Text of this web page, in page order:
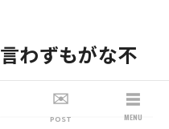
言わずもがな不
✉️
POST
☰
MENU